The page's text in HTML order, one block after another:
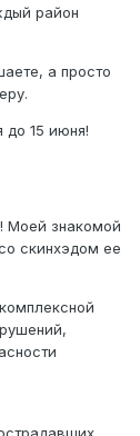
район
а просто
до 15 июня!
Моей знакомой
скинхэдом ее